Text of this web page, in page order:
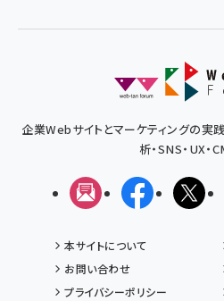
企業Webサイトとマーケティングの実
析・SNS・UX・
メルマガFacebookX(
本サイトについて
お問い合わせ
プライバシーポリシー